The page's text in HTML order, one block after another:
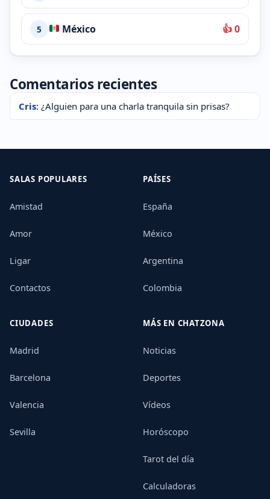
5 México 👍 0
Comentarios recientes
Cris: ¿Alguien para una charla tranquila sin prisas?
SALAS POPULARES
Amistad
Amor
Ligar
Contactos
PAÍSES
España
México
Argentina
Colombia
CIUDADES
Madrid
Barcelona
Valencia
Sevilla
MÁS EN CHATZONA
Noticias
Deportes
Vídeos
Horóscopo
Tarot del día
Calculadoras